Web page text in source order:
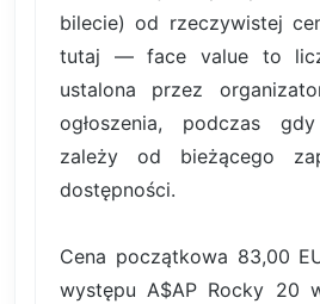
bilecie) od rzeczywistej
tutaj — face value to
ustalona przez
ogłoszenia, podczas
zależy od bieżącego
dostępności.
Cena początkowa 83,00
występu A$AP Rocky 20